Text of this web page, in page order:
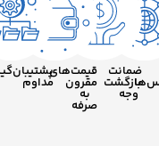
قیمت‌های
مقرون
به
صرفه
پشتیبان‌گیری
مداوم